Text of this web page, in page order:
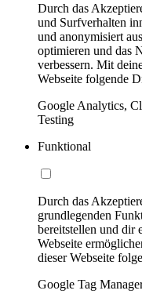
Durch das
und Surfverhalten
und anonymisiert
optimieren und das
verbessern. Mit
Webseite folgende
Google Analytics,
Testing
Funktional
Durch das
grundlegenden
bereitstellen und dir
Webseite
dieser Webseite
Google Tag